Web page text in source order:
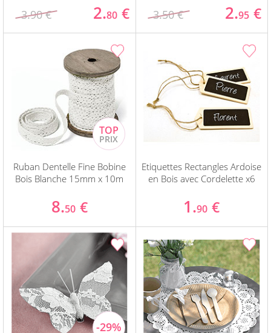
3.90 € 2.80 € 3.50 € 2.95 €
Ruban Dentelle Fine Bobine
Bois Blanche 15mm x 10m
8.50 €
Etiquettes Rectangles Ardoise
en Bois avec Cordelette x6
1.90 €